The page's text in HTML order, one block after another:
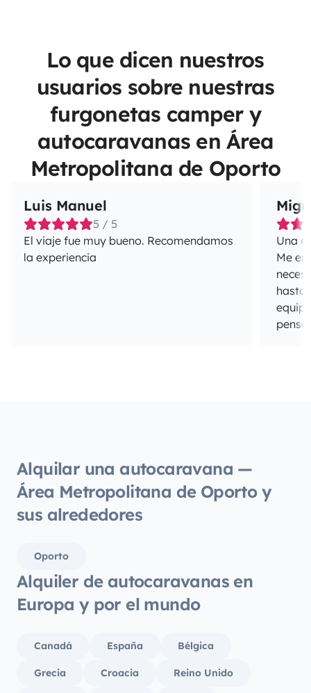
Lo que dicen nuestros
usuarios sobre nuestras
furgonetas camper y
autocaravanas en Área
Metropolitana de Oporto
Luis Manuel
5 / 5
El viaje fue muy bueno. Recomendamos
la experiencia
Una
Me
hasta
Alquilar una autocaravana —
Área Metropolitana de Oporto y
sus alrededores
Oporto
Alquiler de autocaravanas en
Europa y por el mundo
Canadá España Bélgica
Grecia Croacia Reino Unido